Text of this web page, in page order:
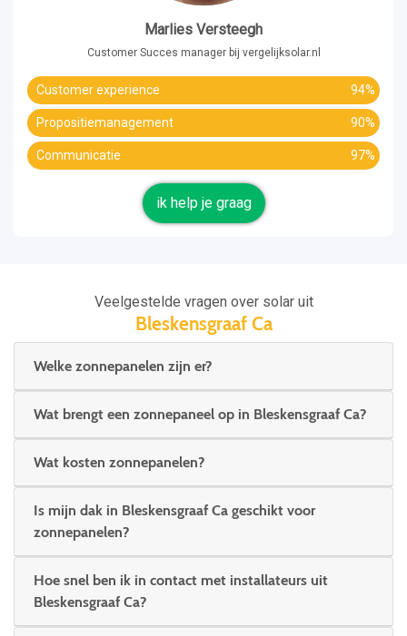
Marlies Versteegh
Customer Succes manager bij vergelijksolar.nl
Customer experience 94%
Propositiemanagement 90%
Communicatie 97%
ik help je graag
Veelgestelde vragen over solar uit
Bleskensgraaf Ca
Welke zonnepanelen zijn er?
Wat brengt een zonnepaneel op in Bleskensgraaf Ca?
Wat kosten zonnepanelen?
Is mijn dak in Bleskensgraaf Ca geschikt voor
zonnepanelen?
Hoe snel ben ik in contact met installateurs uit
Bleskensgraaf Ca?